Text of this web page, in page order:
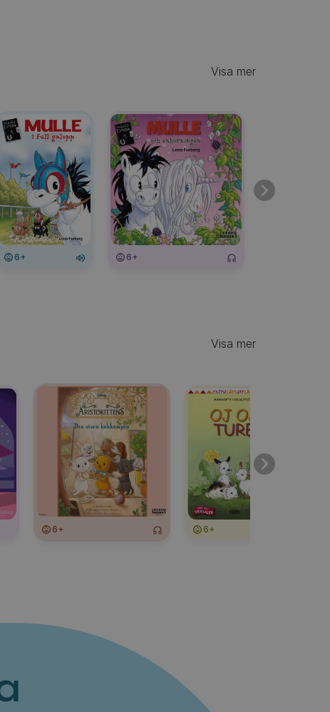
Visa mer
6+ 6+
Visa mer
6+ 6+